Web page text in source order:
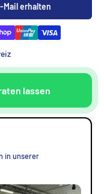
Mail erhalten
lassen
in unserer